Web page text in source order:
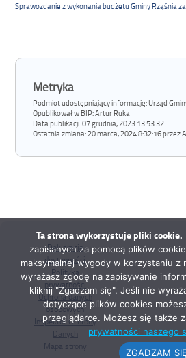
Sprawozdanie z wykonania budżetu Gminy Rząśnia
Metryka
Podmiot udostępniający informację: Urząd
Opublikował w BIP:Artur Ruka
Data publikacji:07 grudnia, 2023 13:53:32
Ostatnia zmiana:20 marca, 2024 8:32:16 przez
Deklaracja
dostępności
Polityka
prywatności
Ochrona danych
osobowych
Inspektor Ochrony
Danych
Mapa strony
Ta strona wykorzystuje pliki cookie.
zapisanych za pomocą plików
maksymalnej wygody w korzystaniu z
wyrażasz zgodę na zapisywanie
kliknij "Zgadzam się". Jeśli nie
dotyczące plików cookies
przeglądarce. Możesz się także
prywatności naszego
ZGADZAM SIĘ